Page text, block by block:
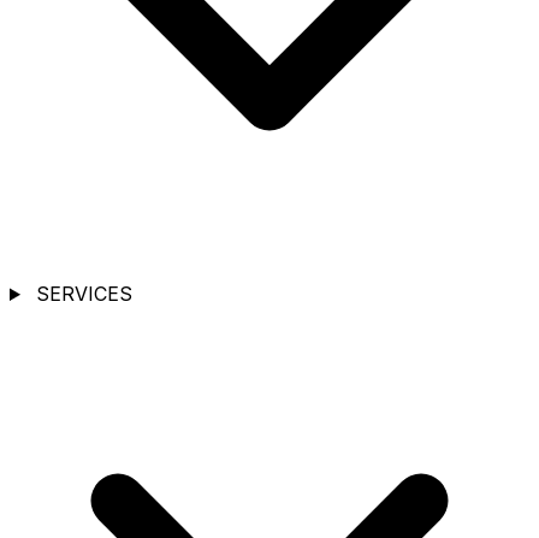
SERVICES